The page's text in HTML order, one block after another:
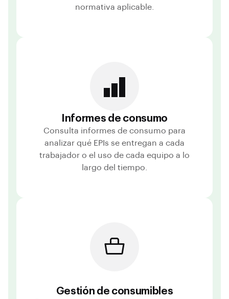
normativa aplicable.
Informes de consumo
Consulta informes de consumo para
analizar qué EPIs se entregan a cada
trabajador o el uso de cada equipo a lo
largo del tiempo.
Gestión de consumibles